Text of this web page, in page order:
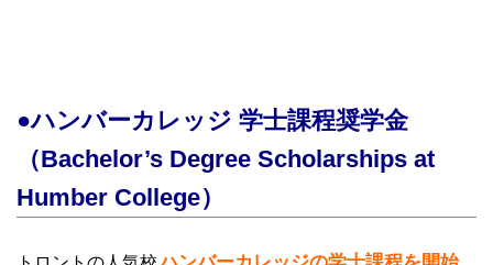
●ハンバーカレッジ 学士課程奨学金
（Bachelor’s Degree Scholarships at
Humber College）